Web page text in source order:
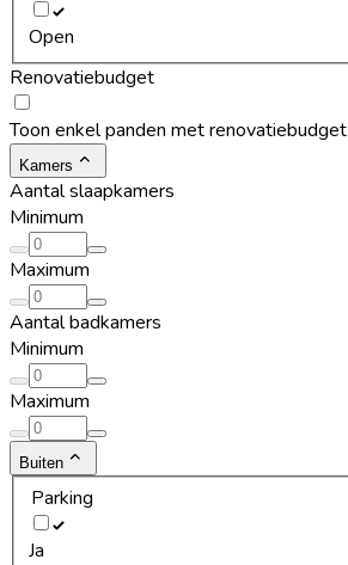
Open
Renovatiebudget
Toon enkel panden met renovatiebudget
Kamers
Aantal slaapkamers
Minimum
Maximum
Aantal badkamers
Minimum
Maximum
Buiten
Parking
Ja